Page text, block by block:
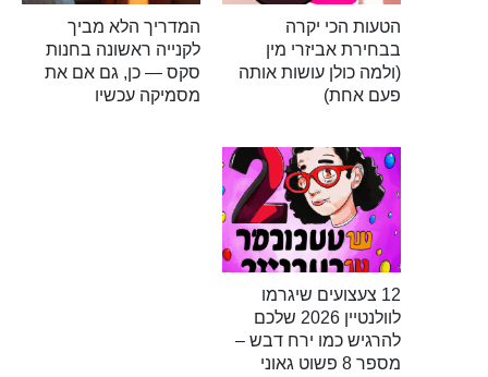
הטעות הכי יקרה
בבחירת אביזרי מין
(ולמה כולן עושות אותה
פעם אחת)
המדריך הלא מביך
לקנייה ראשונה בחנות
סקס — כן, גם אם את
מסמיקה עכשיו
12 צעצועים שיגרמו
לוולנטיין 2026 שלכם
להרגיש כמו ירח דבש –
מספר 8 פשוט גאוני